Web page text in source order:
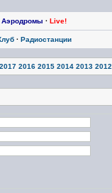
Аэродромы · Live!
· Радиостанции
2017 2016 2015 2014 2013 2012